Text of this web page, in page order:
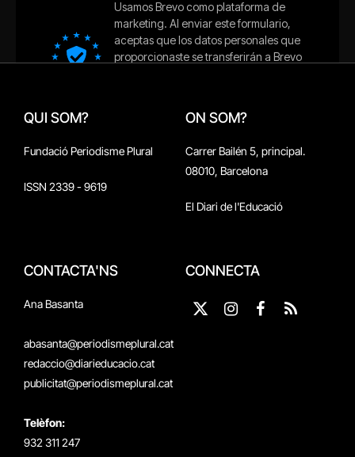
QUI SOM?
Fundació Periodisme Plural
ISSN 2339 - 9619
ON SOM?
Carrer Bailén 5, principal.
08010, Barcelona
El Diari de l'Educació
CONTACTA'NS
Ana Basanta
abasanta@periodismeplural.cat
redaccio@diarieducacio.cat
publicitat@periodismeplural.cat
Telèfon:
932 311 247
CONNECTA
X
Instagram
Facebook
RSS